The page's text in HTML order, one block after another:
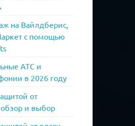
на Вайлдберис,
с помощью
АТС и
в 2026 году
от
и выбор